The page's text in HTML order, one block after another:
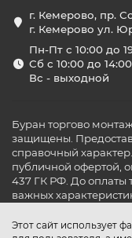
Этот сайт использует
г. Кемерово, пр.
г. Кемерово ул.
Пн-Пт с 10:00 до
Сб с 10:00 до 14:00
Вс - выходной
Буран торгово
защищены.
справочный
публичной офертой,
437 ГК РФ. До оплаты
важных